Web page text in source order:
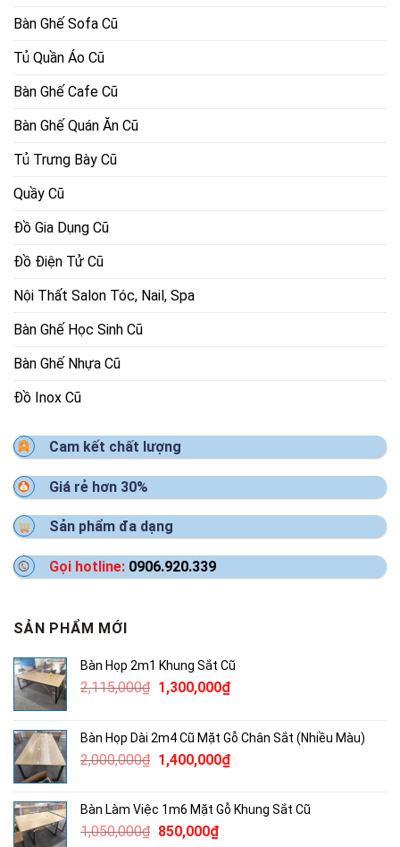
Bàn Ghế Sofa Cũ
Tủ Quần Áo Cũ
Bàn Ghế Cafe Cũ
Bàn Ghế Quán Ăn Cũ
Tủ Trưng Bày Cũ
Quầy Cũ
Đồ Gia Dụng Cũ
Đồ Điện Tử Cũ
Nội Thất Salon Tóc, Nail, Spa
Bàn Ghế Học Sinh Cũ
Bàn Ghế Nhựa Cũ
Đồ Inox Cũ
Cam kết chất lượng
Giá rẻ hơn 30%
Sản phẩm đa dạng
Gọi hotline: 0906.920.339
SẢN PHẨM MỚI
Bàn Họp 2m1 Khung Sắt Cũ
2,115,000₫ Giá
2,115,000₫.
1,300,000₫Giá
là:
1,300,000₫.
Bàn Họp Dài 2m4 Cũ Mặt Gỗ Chân Sắt (Nhiều Màu)
2,000,000₫ Giá
2,000,000₫.
1,400,000₫Giá
là:
Bàn Làm Việc 1m6 Mặt Gỗ Khung Sắt Cũ
1,050,000₫ Giá
850,000₫Giá